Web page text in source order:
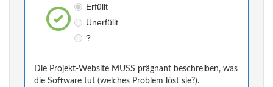
Erfüllt
Unerfüllt
?
Die Projekt-Website MUSS prägnant beschreiben, was
die Software tut (welches Problem löst sie?).